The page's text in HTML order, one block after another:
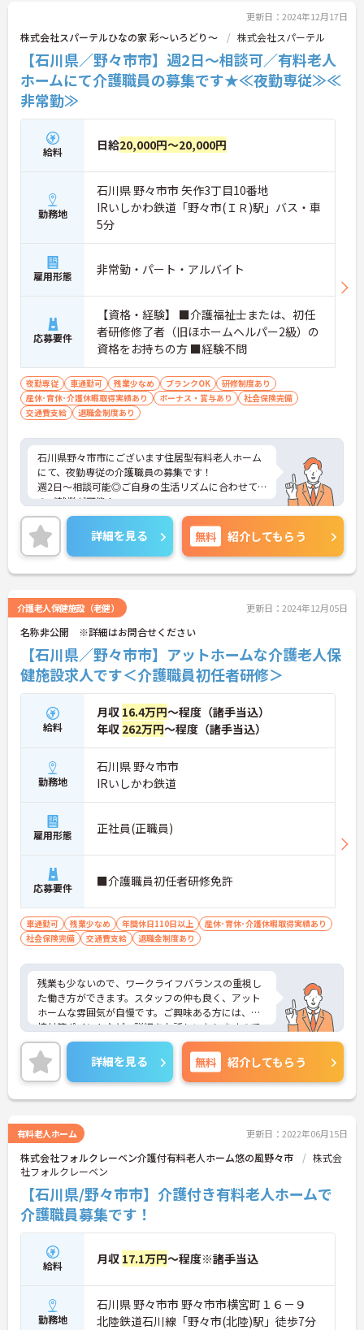
更新日：2024年12月17日
株式会社スパーテルひなの家 彩～いろどり～ 株式会社スパーテル
【石川県／野々市市】週2日～相談可／有料老人
ホームにて介護職員の募集です★≪夜勤専従≫≪
非常勤≫
給料 日給20,000円～20,000円
勤務地
石川県 野々市市 矢作3丁目10番地
IRいしかわ鉄道「野々市(ＩＲ)駅」バス・車
5分
雇用形態 非常勤・パート・アルバイト
応募要件
【資格・経験】 ■介護福祉士または、初任
者研修修了者（旧ほホームヘルパー2級）の
資格をお持ちの方 ■経験不問
夜勤専従 車通勤可 残業少なめ ブランクOK
研修制度あり
産休･育休･介護休暇取得実績あり
ボーナス・賞与あり
社会保険完備
交通費支給
退職金制度あり
石川県野々市市にございます住居型有料老人ホーム
にて、夜勤専従の介護職員の募集です！
週2日～相談可能◎ご自身の生活リズムに合わせて
のご就業が可能！
研修制度もあり、働きながらスキルアップできるの
もおすすめポイントです♪
ご興味ある方には、面接対策ポイントなど、さらに
詳細をお話しいたしますのでお気軽にご相談くださ
い！
詳細を見る 無料 紹介してもらう
介護老人保健施設（老健） 更新日：2024年12月05日
名称非公開 ※詳細はお問合せください
【石川県／野々市市】アットホームな介護老人保
健施設求人です＜介護職員初任者研修＞
給料
月収 16.4万円～程度（諸手当込）
年収 262万円～程度（諸手当込）
勤務地
石川県 野々市市
IRいしかわ鉄道
雇用形態 正社員(正職員)
応募要件 ■介護職員初任者研修免許
車通勤可 残業少なめ 年間休日110日以上
産休･育休･介護休暇取得実績あり
社会保険完備
交通費支給 退職金制度あり
残業も少ないので、ワークライフバランスの重視し
た働き方ができます。スタッフの仲も良く、アット
ホームな雰囲気が自慢です。ご興味ある方には、面
接対策ポイントなど、詳細をお話しいたしますので
お気軽にご相談ください。
詳細を見る 無料 紹介してもらう
有料老人ホーム 更新日：2022年06月15日
株式会社フォルクレーベン介護付有料老人ホーム悠の風野々市
株式会
社フォルクレーベン
【石川県/野々市市】介護付き有料老人ホームで
介護職員募集です！
給料 月収 17.1万円～程度※諸手当込
勤務地
石川県 野々市市 野々市市横宮町１６－９
北陸鉄道石川線「野々市(北陸)駅」徒歩7分